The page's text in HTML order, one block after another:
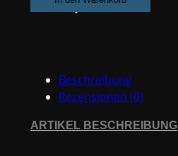
25-
Beschreibung
Rezensionen (0)
ARTIKEL BESCHREIBUNG